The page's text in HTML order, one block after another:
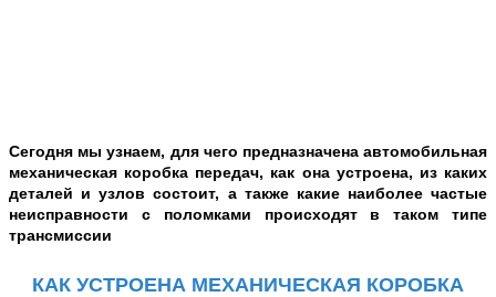
Сегодня мы узнаем, для чего предназначена автомобильная
механическая коробка передач, как она устроена, из каких
деталей и узлов состоит, а также какие наиболее частые
неисправности с поломками происходят в таком типе
трансмиссии
КАК УСТРОЕНА МЕХАНИЧЕСКАЯ КОРОБКА